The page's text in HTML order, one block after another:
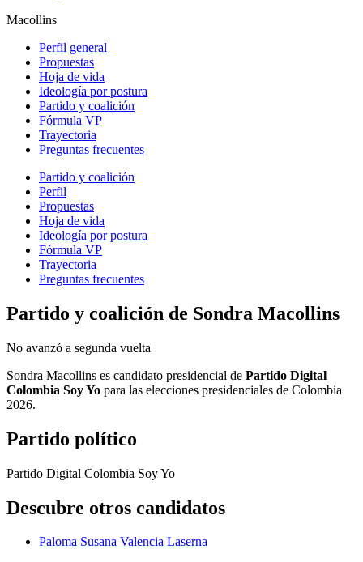
Macollins
Perfil general
Propuestas
Hoja de vida
Ideología por postura
Partido y coalición
Fórmula VP
Trayectoria
Preguntas frecuentes
Partido y coalición
Perfil
Propuestas
Hoja de vida
Ideología por postura
Fórmula VP
Trayectoria
Preguntas frecuentes
Partido y coalición de Sondra Macollins
No avanzó a segunda vuelta
Sondra Macollins es candidato presidencial de Partido Digital
Colombia Soy Yo para las elecciones presidenciales de Colombia
2026.
Partido político
Partido Digital Colombia Soy Yo
Descubre otros candidatos
Paloma Susana Valencia Laserna